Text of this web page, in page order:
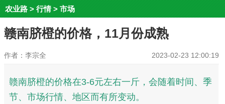
农业路>行情>市场
赣南脐橙的价格，11月份成熟
作者：李宗全 2023-02-23 12:00:19
赣南脐橙的价格在3-6元左右一斤，会随着时间、季
节、市场行情、地区而有所变动。